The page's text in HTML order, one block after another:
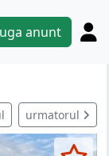
anunt
urmatorul